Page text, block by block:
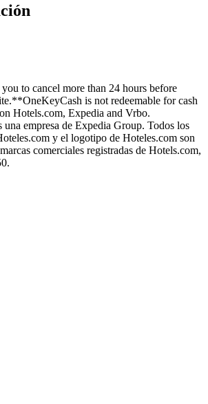
to cancel more than 24 hours before
**OneKeyCash is not redeemable for cash
Hotels.com, Expedia and Vrbo.
empresa de Expedia Group. Todos los
y el logotipo de Hoteles.com son
comerciales registradas de Hotels.com,